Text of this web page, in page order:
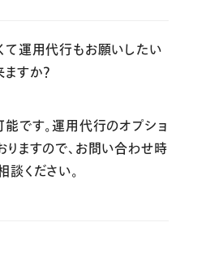
て運用代行もお願いしたい
すか？
能です。運用代行のオプショ
りますので、お問い合わせ時
談ください。